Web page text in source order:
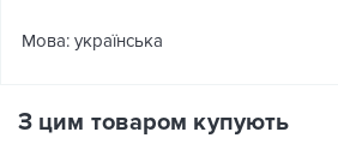
Мова: українська
З цим товаром купують